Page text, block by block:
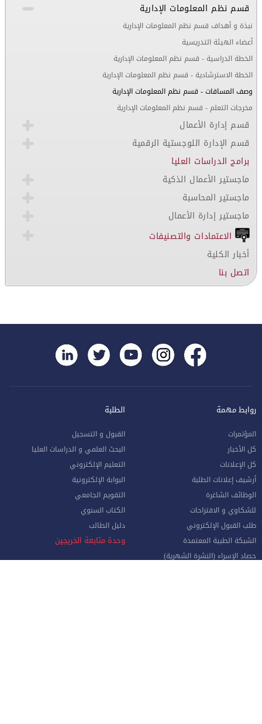
قسم نظم المعلومات الإدارية
نبذة و أهداف قسم نظم المعلومات الإدارية
أعضاء الهيئة التدريسية
الخطة الدراسية - قسم نظم المعلومات الإدارية
الخطة الاسترشادية - قسم نظم المعلومات الإدارية
وصف المساقات - قسم نظم المعلومات الإدارية
مخرجات التعلم - قسم نظم المعلومات الإدارية
قسم إدارة الأعمال
قسم الإدارة اللوجستية الرقمية
برامج الدراسات العليا
ماجستير الأعمال الذكية
ماجستير المحاسبة
ماجستير إدارة الأعمال
الاعتمادات والتصنيفات
أخبار الكلية
اتصل بنا
روابط مهمة
المؤتمرات
كل الأخبار
كل الإعلانات
أرشيف إعلانات الطلبة
الوظائف الشاغرة
للشكاوي و الاقتراحات
طلب القبول الإلكتروني
الشبكة الطبية المعتمدة
حصاد الإسراء (النشرة الشهرية)
الطلبة
القبول و التسجيل
البحث العلمي و الدراسات العليا
التعليم الإلكتروني
البوابة الإلكترونية
التقويم الجامعي
الكتاب السنوي
دليل الطالب
وحدة متابعة الخريجين